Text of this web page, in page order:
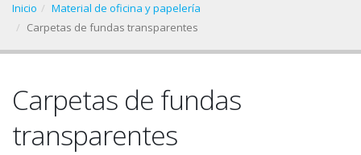
Inicio
Material de oficina y papelería
Carpetas de fundas transparentes
Carpetas de fundas
transparentes